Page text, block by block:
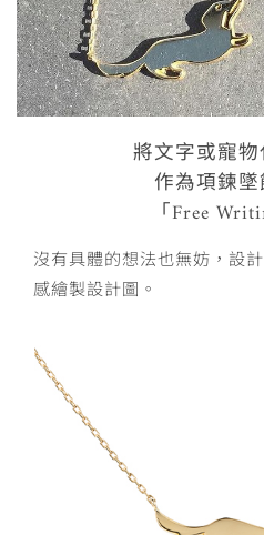
將文字或寵
作為項鍊
「Free
沒有具體的想法也無妨， 設
感繪製設計圖。